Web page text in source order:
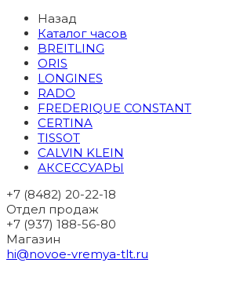
Назад
Каталог часов
BREITLING
ORIS
LONGINES
RADO
FREDERIQUE CONSTANT
CERTINA
TISSOT
CALVIN KLEIN
АКСЕССУАРЫ
+7 (8482) 20-22-18
Отдел продаж
+7 (937) 188-56-80
Магазин
hi@novoe-vremya-tlt.ru